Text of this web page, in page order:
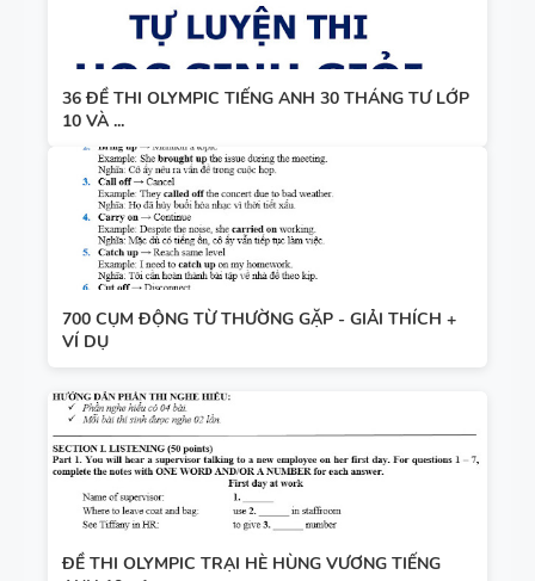
36 ĐỀ THI OLYMPIC TIẾNG ANH 30 THÁNG TƯ LỚP
10 VÀ ...
700 CỤM ĐỘNG TỪ THƯỜNG GẶP - GIẢI THÍCH +
VÍ DỤ
ĐỀ THI OLYMPIC TRẠI HÈ HÙNG VƯƠNG TIẾNG